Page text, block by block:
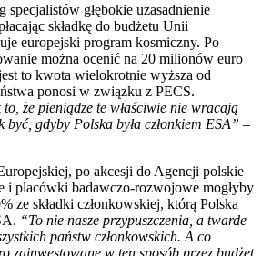
specjalistów głębokie uzasadnienie
składkę do budżetu Unii
europejski program kosmiczny. Po
można ocenić na 20 milionów euro
to kwota wielokrotnie wyższa od
ponosi w związku z PECS.
że pieniądze te właściwie nie wracają
być, gdyby Polska była członkiem ESA” –
po akcesji do Agencji polskie
i placówki badawczo-rozwojowe mogłyby
ze składki członkowskiej, którą Polska
“To nie nasze przypuszczenia, a twarde
państw członkowskich. A co
zainwestowane w ten sposób przez budżet